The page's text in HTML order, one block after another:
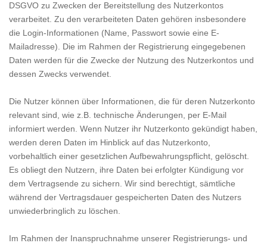
DSGVO zu Zwecken der Bereitstellung des Nutzerkontos
verarbeitet. Zu den verarbeiteten Daten gehören insbesondere
die Login-Informationen (Name, Passwort sowie eine E-
Mailadresse). Die im Rahmen der Registrierung eingegebenen
Daten werden für die Zwecke der Nutzung des Nutzerkontos und
dessen Zwecks verwendet.
Die Nutzer können über Informationen, die für deren Nutzerkonto
relevant sind, wie z.B. technische Änderungen, per E-Mail
informiert werden. Wenn Nutzer ihr Nutzerkonto gekündigt haben,
werden deren Daten im Hinblick auf das Nutzerkonto,
vorbehaltlich einer gesetzlichen Aufbewahrungspflicht, gelöscht.
Es obliegt den Nutzern, ihre Daten bei erfolgter Kündigung vor
dem Vertragsende zu sichern. Wir sind berechtigt, sämtliche
während der Vertragsdauer gespeicherten Daten des Nutzers
unwiederbringlich zu löschen.
Im Rahmen der Inanspruchnahme unserer Registrierungs- und